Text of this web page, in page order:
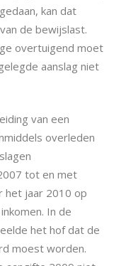
kan dat
de bewijslast.
overtuigend moet
aanslag niet
van een
overleden
tot en met
het jaar 2010 op
In de
het hof dat de
moest worden.